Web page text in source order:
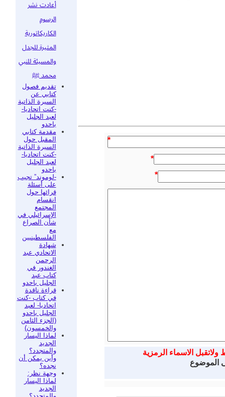
أعادت نشر
الرسوم
الكاريكاتورية
المثيرة للجدل
والمسيئة للنبي
محمد ﷺ
تقديم فصول
كتابي عن
السيرة الذاتية
-كنت اتحاديا-
لعبد الجليل
باحدو
مقدمة كتابي
المقبل حول
السيرة الذاتية
-كنت اتحاديا-
لعبد الجليل
باحدو
-لوموند” تجيب
على أسئلة
قرائها حول
انقسام
المجتمع
الإسرائيلي في
شأن الصراع
مع
الفلسطينيين
شهادة
الاتحادي عبد
الرحمن
الغندور في
كتاب عبد
الجليل باحدو
قراءة ناقدة
في كتاب -كنت
اتحاديا- لعبد
الجليل باحدو
(الجزء الثامن
والخمسون)
لماذا اليسار
الجديد
والمتجدد؟
وأين يمكن أن
نجده؟
وجهة نظر:
لماذا اليسار
الجديد
*
*
*
الاسماء الرمزية
الموضوع